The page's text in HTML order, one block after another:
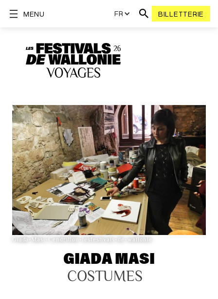
FR BILLETTERIE
MENU
Giada-Masi-Cendrillon-lesfestivals-de-wallonie
GIADA MASI
COSTUMES